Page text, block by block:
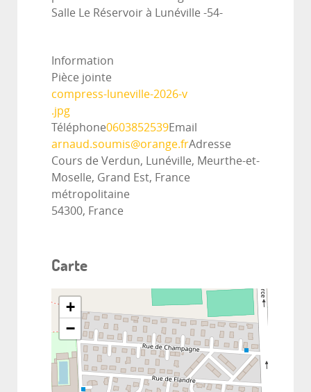
Salle Le Réservoir à Lunéville -54-
Information
Pièce jointe
compress-luneville-2026-v
.jpg
Téléphone0603852539Email
arnaud.soumis@orange.frAdresse
Cours de Verdun, Lunéville, Meurthe-et-
Moselle, Grand Est, France
métropolitaine
54300, France
Carte
+
−